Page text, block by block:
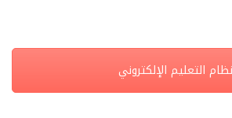
نظام التعليم الإلكتروني